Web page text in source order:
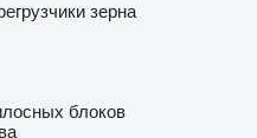
зерна
блоков